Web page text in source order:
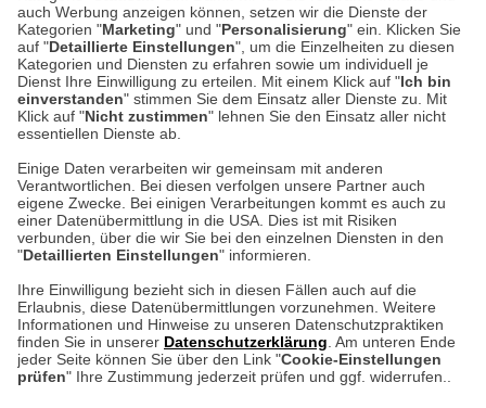
auch Werbung anzeigen können, setzen wir die Dienste der
Kategorien "Marketing" und "Personalisierung" ein. Klicken Sie
auf "Detaillierte Einstellungen", um die Einzelheiten zu diesen
Kategorien und Diensten zu erfahren sowie um individuell je
Dienst Ihre Einwilligung zu erteilen. Mit einem Klick auf "Ich bin
einverstanden" stimmen Sie dem Einsatz aller Dienste zu. Mit
Klick auf "Nicht zustimmen" lehnen Sie den Einsatz aller nicht
essentiellen Dienste ab.
Einige Daten verarbeiten wir gemeinsam mit anderen
Verantwortlichen. Bei diesen verfolgen unsere Partner auch
eigene Zwecke. Bei einigen Verarbeitungen kommt es auch zu
einer Datenübermittlung in die USA. Dies ist mit Risiken
verbunden, über die wir Sie bei den einzelnen Diensten in den
"Detaillierten Einstellungen" informieren.
Ihre Einwilligung bezieht sich in diesen Fällen auch auf die
Erlaubnis, diese Datenübermittlungen vorzunehmen. Weitere
Informationen und Hinweise zu unseren Datenschutzpraktiken
finden Sie in unserer Datenschutzerklärung . Am unteren Ende
jeder Seite können Sie über den Link "Cookie-Einstellungen
prüfen" Ihre Zustimmung jederzeit prüfen und ggf. widerrufen..
Montag bis Samstag 9:00 Uhr bis 18:00 Uhr
weitere Information
Hier finden Sie uns im Netz
Kontakt
Umwelt und Entsorgung
Zur Echtheit von Bewertungen
Hinweisgeber-Schutzgesetz
Barrierefreiheit unserer Website
Cookie-Einstellungen in Ihrem Browser
ACHTUNG!
Ihr Browser speichert aktuell keine Cookies!
Leider können Sie in diesem Fall unseren Online-Shop